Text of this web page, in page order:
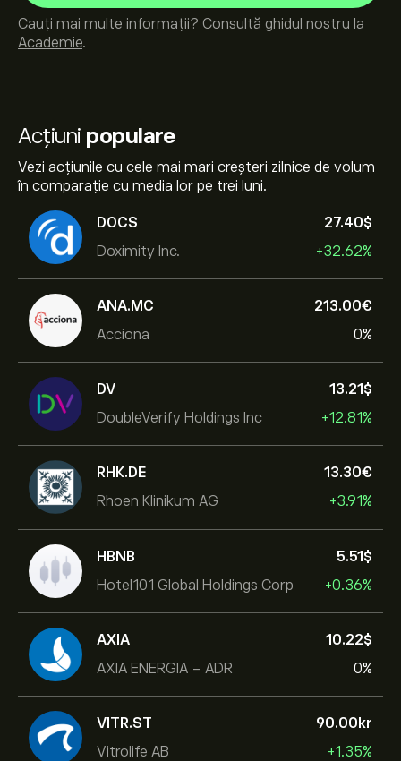
Acțiuni populare
Vezi acțiunile cu cele mai mari creșteri zilnice de volum
în comparație cu media lor pe trei luni.
DOCS
Doximity Inc.
27.40‎$‎
+32.62%
ANA.MC
Acciona
213.00‎€‎
0%
DV
DoubleVerify Holdings Inc
13.21‎$‎
+12.81%
RHK.DE
Rhoen Klinikum AG
13.30‎€‎
+3.91%
HBNB
Hotel101 Global Holdings Corp
5.51‎$‎
+0.36%
AXIA
AXIA ENERGIA - ADR
10.22‎$‎
0%
VITR.ST
Vitrolife AB
90.00‎kr‎
+1.35%
Cauți mai multe informații? Consultă ghidul nostru la
Academie.